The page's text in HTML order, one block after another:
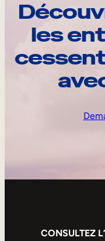
les
CONSULTEZ